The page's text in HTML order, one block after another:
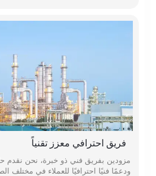
فريق احترافي معزز تقنياً
مزودين بفريق فني ذو خبرة، نحن نقدم
ودعمًا فنيًا احترافيًا للعملاء في مختلف